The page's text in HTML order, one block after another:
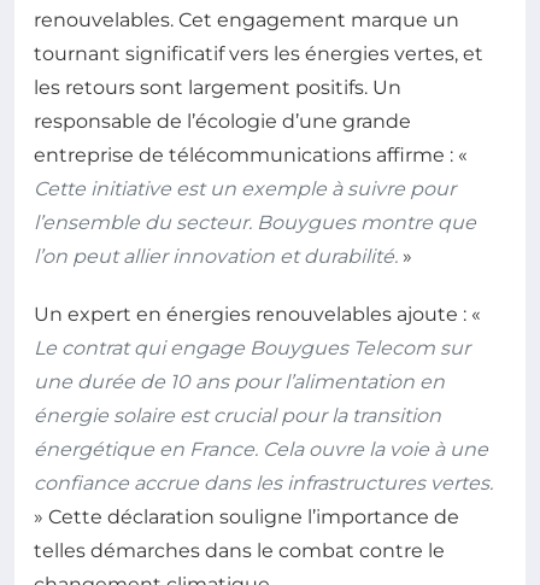
renouvelables. Cet engagement marque un
tournant significatif vers les énergies vertes, et
les retours sont largement positifs. Un
responsable de l’écologie d’une grande
entreprise de télécommunications affirme : «
Cette initiative est un exemple à suivre pour
l’ensemble du secteur. Bouygues montre que
l’on peut allier innovation et durabilité. »
Un expert en énergies renouvelables ajoute : «
Le contrat qui engage Bouygues Telecom sur
une durée de 10 ans pour l’alimentation en
énergie solaire est crucial pour la transition
énergétique en France. Cela ouvre la voie à une
confiance accrue dans les infrastructures vertes.
» Cette déclaration souligne l’importance de
telles démarches dans le combat contre le